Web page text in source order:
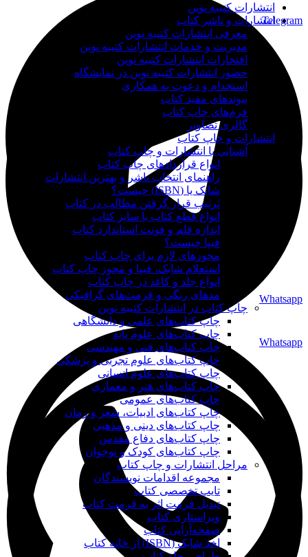
Whatsapp
Telegram
Whatsapp
انتشارات کتیبه نوین
انتشارات و ناشر کتاب
معرفی انتشارات کتیبه نوین
مدیریت و خدمات انتشارات کتیبه نوین
افتخارات انتشارات کتیبه نوین
حضور انتشارات کتیبه نوین در نمایشگاه‌
استخدام و دعوت به همکاری
پیوندهای مفید کتاب
فرم‌های چاپ کتاب
گالری تصاویر
انتشارات و چاپ کتاب
آشنایی با انتشارات و چاپ کتاب
انواع قراردادهای چاپ کتاب
راهنمای انتخاب ناشر و بهترین انتشارات
شابک یا (ISBN) چیست؟
ترتیب قرار گرفتن مطالب در کتاب
انواع قطع کتاب یا سایز کتاب
اندازه قلم و فونت استاندارد کتاب
فیپا چیست؟
مجوزهای لازم برای چاپ کتاب
استعلام شابک، فیپا و مجوز چاپ کتاب
انواع جلد و کاغذ در چاپ کتاب
مدهای رنگی و فرمت‌های گرافیکی
چاپ کتاب در انتشارات کتیبه نوین
چاپ کتاب‌های علمی و دانشگاهی
چاپ کتاب‌های علوم پایه
چاپ کتاب‌های فنی و مهندسی
چاپ کتاب‌های علوم تجربی و پزشکی
چاپ کتاب‌های علوم انسانی
چاپ کتاب‌های هنر و معماری
چاپ کتاب‌های عمومی
چاپ کتاب‌های ادبیات، شعر و رمان
چاپ کتاب‌های دینی و مذهبی
چاپ کتاب‌های دفاع مقدس
چاپ کتاب‌های کودک و نوجوان
مراحل انتشارات و چاپ کتاب
مجموعه اقدامات نویسندگان
تایپ تخصصی کتاب
تبدیل فرمت اثر به فرمت کتاب
ویراستاری کتاب
صفحه‌آرایی کتاب
اخذ شابک (ISBN) از خانه کتاب